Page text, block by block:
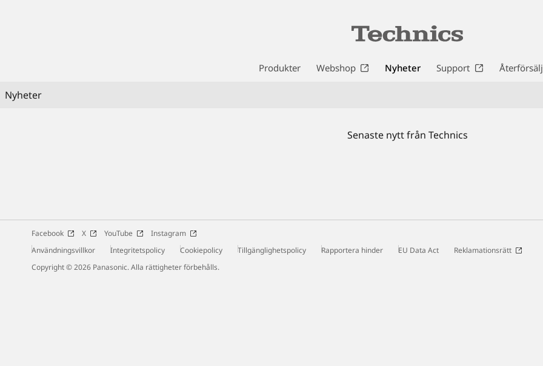
Produkter Webshop Nyheter Support
Nyheter
Senaste nytt från Technics
Facebook X YouTube
Instagram
Användningsvillkor
Integritetspolicy Cookiepolicy Tillgänglighetspolicy Rapportera hinder EU Data Act Reklamationsrätt
Copyright © 2026 Panasonic. Alla rättigheter förbehålls.